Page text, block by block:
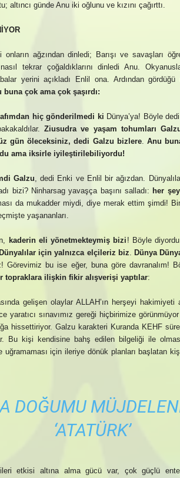
altıncı günde Anu iki oğlunu ve kızını çağırttı.
onların ağzından dinledi; Barışı ve savaşları
tekrar çoğaldıklarını dinledi Anu.
yerini açıkladı Enlil ona. Ardından gördüğü
buna çok ama çok şaşırdı:
hiç gönderilmedi ki Dünya’ya! Böyle
Ziusudra ve yaşam tohumları
gün öleceksiniz, dedi Galzu bizlere. Anu
ama iksirle iyileştirilebiliyordu!
Galzu, dedi Enki ve Enlil bir ağızdan.
bizi? Ninharsag yavaşça başını salladı: her
da mukadder miydi, diye merak ettim şimdi!
yaşananları.
kaderin eli yönetmekteymiş bizi ! Böyle diyordu
Dünyalılar için yalnızca elçileriz biz. Dünya
Görevimiz bu ise eğer, buna göre davranalım!
topraklara ilişkin fikir alışverişi yaptılar:
gelişen olaylar ALLAH’ın herşeyi
yaratıcı sınavımız gereği hiçbirimize
hissettiriyor. Galzu karakteri Kuranda KEHF
Bu kişi kendisine bahş edilen bilgeliği ile
için ileriye dönük planları başlatan
DOĞUMU
‘ATATÜRK’
etkisi altına alma gücü var, çok güçlü